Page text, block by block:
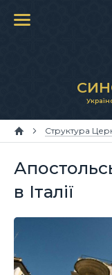
Структура
в Італії